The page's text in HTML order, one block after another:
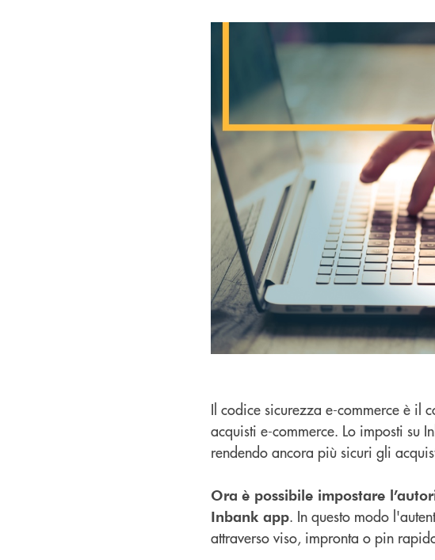
Il codice sicurezza e-commerce è il
acquisti e-commerce. Lo imposti su
rendendo ancora più sicuri gli
Ora è possibile impostare
Inbank app. In questo modo
attraverso viso, impronta o pin